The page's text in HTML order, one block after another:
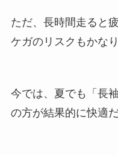
ただ、長時間走ると
ケガのリスクもかな
今では、夏でも「長
の方が結果的に快適